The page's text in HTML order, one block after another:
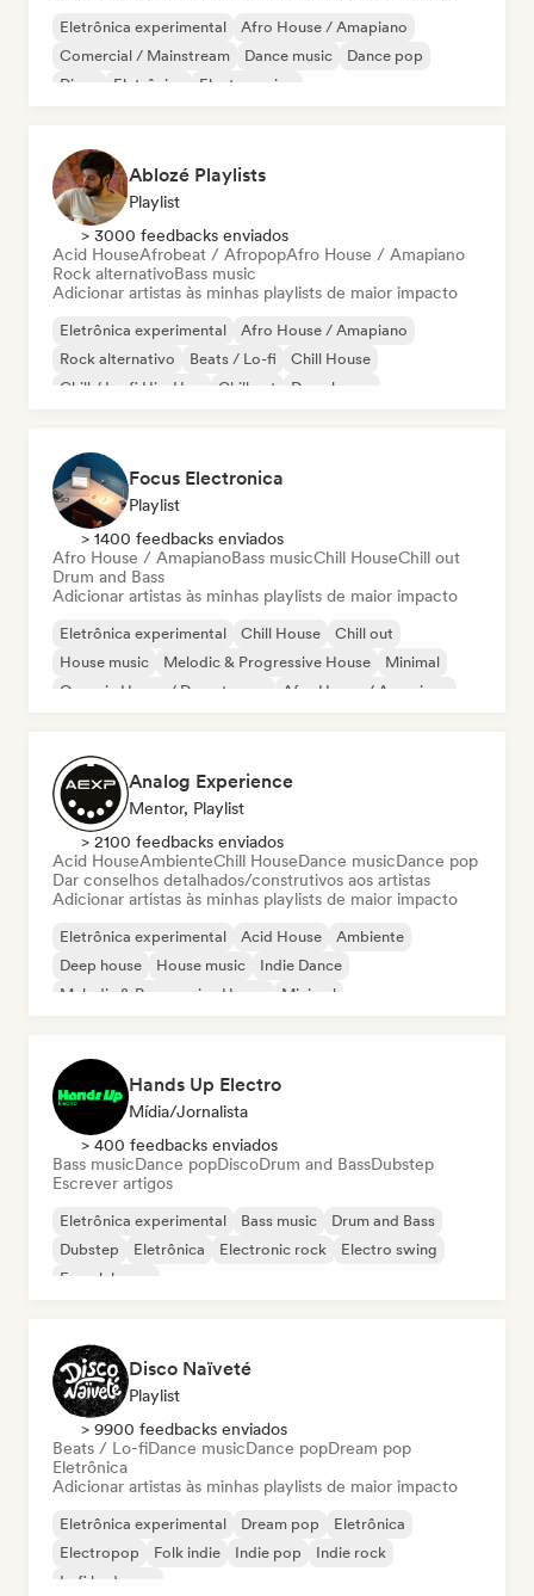
Eletrônica experimental
Afro House / Amapiano
Comercial / Mainstream
Dance music
Dance pop
Disco
Eletrônica Electro swing
Ablozé Playlists
Playlist
> 3000 feedbacks enviados
Acid HouseAfrobeat / AfropopAfro House / Amapiano
Rock alternativoBass music
Adicionar artistas às minhas playlists de maior impacto
Eletrônica experimental
Afro House / Amapiano
Rock alternativo
Beats / Lo-fi
Chill House
Chill / Lo-fi Hip-Hop
Chill out Deep house
Focus Electronica
Playlist
> 1400 feedbacks enviados
Afro House / AmapianoBass musicChill HouseChill out
Drum and Bass
Adicionar artistas às minhas playlists de maior impacto
Eletrônica experimental Chill House
Chill out
House music
Melodic & Progressive House
Minimal
Organic House / Downtempo
Afro House / Amapiano
Analog Experience
Mentor, Playlist
> 2100 feedbacks enviados
Acid HouseAmbienteChill HouseDance musicDance pop
Dar conselhos detalhados/construtivos aos artistas
Adicionar artistas às minhas playlists de maior impacto
Eletrônica experimental Acid House
Ambiente
Deep house
House music
Indie Dance
Melodic & Progressive House
Minimal
Hands Up Electro
Mídia/Jornalista
> 400 feedbacks enviados
Bass musicDance popDiscoDrum and BassDubstep
Escrever artigos
Eletrônica experimental Bass music
Drum and Bass
Dubstep
Eletrônica Electronic rock
Electro swing
French house
Disco Naïveté
Playlist
> 9900 feedbacks enviados
Beats / Lo-fiDance musicDance popDream pop
Eletrônica
Adicionar artistas às minhas playlists de maior impacto
Eletrônica experimental Dream pop
Eletrônica
Electropop
Folk indie Indie pop
Indie rock
Lofi bedroom